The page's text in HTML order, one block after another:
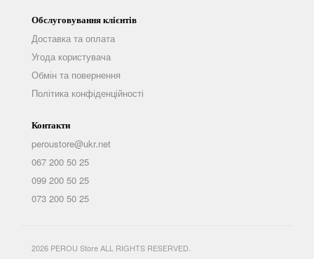
Обслуговування клієнтів
Доставка та оплата
Угода користувача
Обмін та повернення
Політика конфіденційності
Контакти
peroustore@ukr.net
067 200 50 25
099 200 50 25
073 200 50 25
2026 PEROU Store ALL RIGHTS RESERVED.